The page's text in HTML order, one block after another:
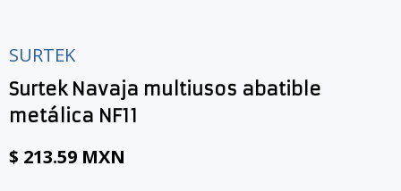
SURTEK
Surtek Navaja multiusos abatible
metálica NF11
$ 213.59 MXN